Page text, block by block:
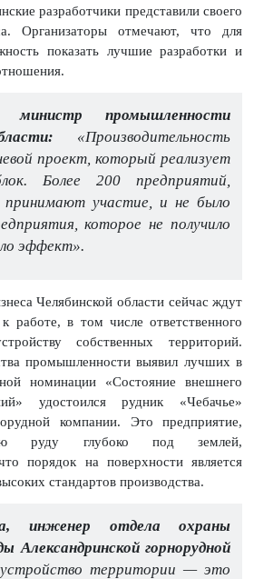
разработчики представили своего
Организаторы отмечают, что для
показать лучшие разработки и
министр промышленности
«Производительность
проект, который реализует
Более 200 предприятий,
принимают участие, и не было
которое не получило
эффект».
Челябинской области сейчас ждут
работе, в том числе ответственного
собственных территорий.
промышленности выявил лучших в
номинации «Состояние внешнего
удостоился рудник «Чебачье»
компании. Это предприятие,
руду глубоко под землей,
порядок на поверхности является
стандартов производства.
инженер отдела охраны
Александринской горнорудной
территории — это